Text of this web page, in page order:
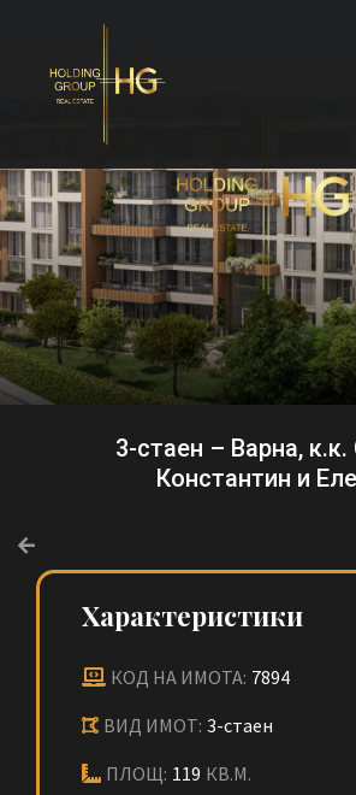
3-стаен – Варна, к.к.
Константин и
Характеристики
КОД НА ИМОТА: 7894
ВИД ИМОТ: 3-стаен
ПЛОЩ: 119 КВ.М.